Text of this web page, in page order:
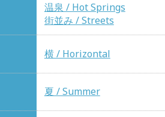
温泉 / Hot Springs
街並み / Streets
横 / Horizontal
夏 / Summer